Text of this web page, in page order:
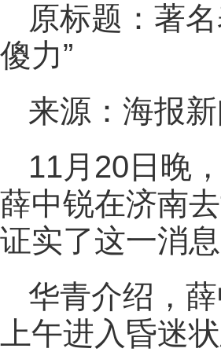
原标题：著
傻力”
来源：海报
11月20日晚
薛中锐在济南
证实了这一消息
华青介绍，
上午进入昏迷